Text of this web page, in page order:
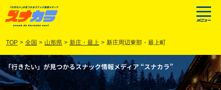
TOP > 全国 > 山形県 > 新庄・最上 > 新庄周辺東部・最上町
「行きたい」が見つかるスナック情報メディア “スナカラ”